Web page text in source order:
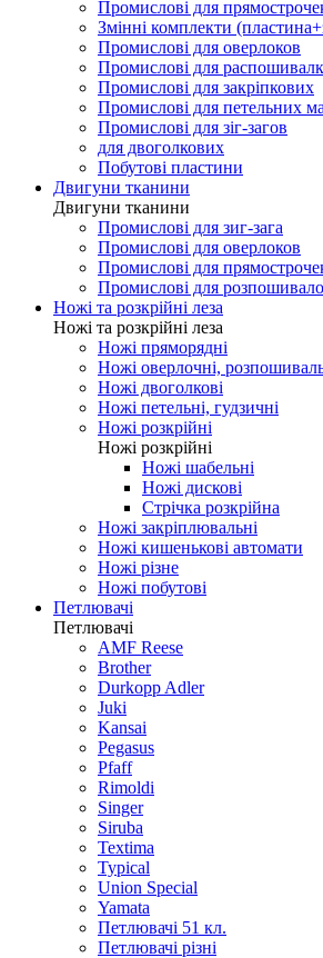
Промислові для
Змінні комплекти
Промислові для оверлоков
Промислові для
Промислові для закріпкових
Промислові для петельних
Промислові для зіг-загов
для двоголкових
Побутові пластини
Двигуни тканини
Двигуни тканини
Промислові для зиг-зага
Промислові для оверлоков
Промислові для
Промислові для
Ножі та розкрійні леза
Ножі та розкрійні леза
Ножі пряморядні
Ножі оверлочні,
Ножі двоголкові
Ножі петельні, гудзичні
Ножі розкрійні
Ножі розкрійні
Ножі шабельні
Ножі дискові
Стрічка розкрійна
Ножі закріплювальні
Ножі кишенькові автомати
Ножі різне
Ножі побутові
Петлювачі
Петлювачі
AMF Reese
Brother
Durkopp Adler
Juki
Kansai
Pegasus
Pfaff
Rimoldi
Singer
Siruba
Textima
Typical
Union Special
Yamata
Петлювачі 51 кл.
Петлювачі різні